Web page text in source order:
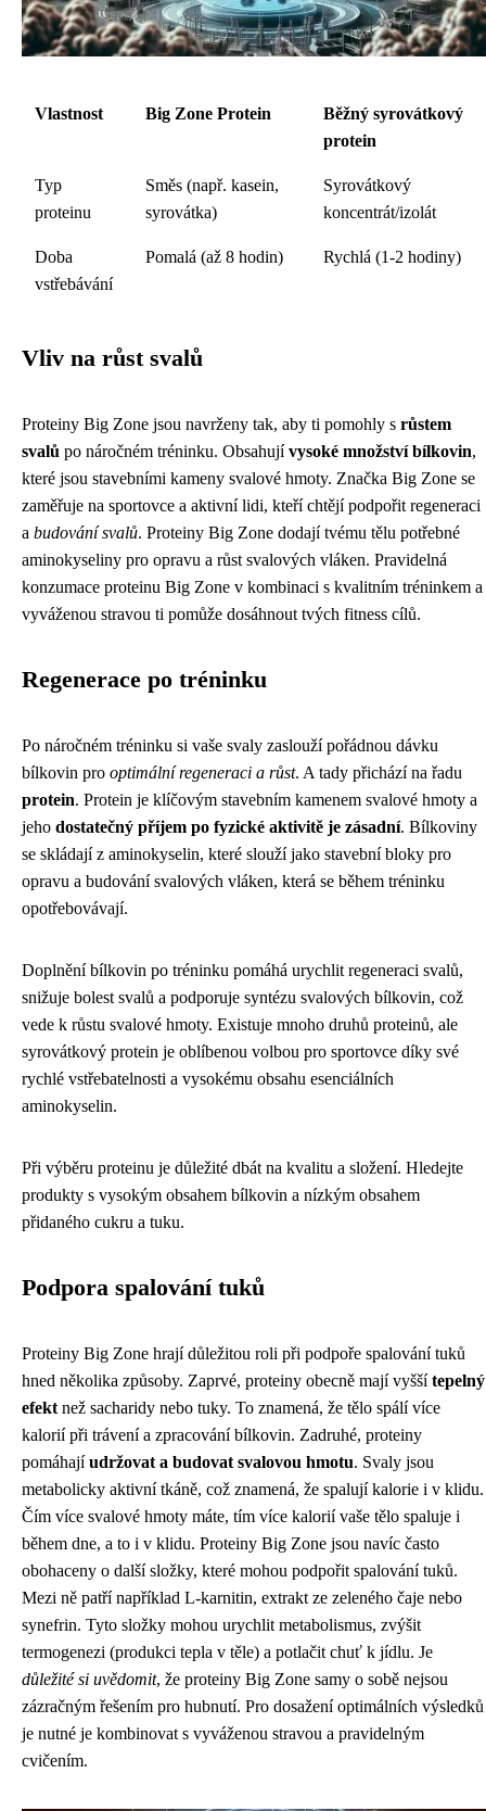
Vlastnost Big Zone Protein
Běžný syrovátkový
protein
Typ
proteinu
Směs (např. kasein,
syrovátka)
Syrovátkový
koncentrát/izolát
Doba
vstřebávání
Pomalá (až 8 hodin) Rychlá (1-2 hodiny)
Vliv na růst svalů
Proteiny Big Zone jsou navrženy tak, aby ti pomohly s růstem
svalů po náročném tréninku. Obsahujívysoké množství bílkovin,
které jsou stavebními kameny svalové hmoty. Značka Big Zone se
zaměřuje na sportovce a aktivní lidi, kteří chtějí podpořit regeneraci
a budování svalů. Proteiny Big Zone dodají tvému tělu potřebné
aminokyseliny pro opravu a růst svalových vláken. Pravidelná
konzumace proteinu Big Zone v kombinaci s kvalitním tréninkem a
vyváženou stravou ti pomůže dosáhnout tvých fitness cílů.
Regenerace po tréninku
Po náročném tréninku si vaše svaly zaslouží pořádnou dávku
bílkovin pro optimální regeneraci a růst. A tady přichází na řadu
protein. Protein je klíčovým stavebním kamenem svalové hmoty a
jeho dostatečný příjem po fyzické aktivitě je zásadní. Bílkoviny
se skládají z aminokyselin, které slouží jako stavební bloky pro
opravu a budování svalových vláken, která se během tréninku
opotřebovávají.
Doplnění bílkovin po tréninku pomáhá urychlit regeneraci svalů,
snižuje bolest svalů a podporuje syntézu svalových bílkovin, což
vede k růstu svalové hmoty. Existuje mnoho druhů proteinů, ale
syrovátkový protein je oblíbenou volbou pro sportovce díky své
rychlé vstřebatelnosti a vysokému obsahu esenciálních
aminokyselin.
Při výběru proteinu je důležité dbát na kvalitu a složení. Hledejte
produkty s vysokým obsahem bílkovin a nízkým obsahem
přidaného cukru a tuku.
Podpora spalování tuků
Proteiny Big Zone hrají důležitou roli při podpoře spalování tuků
hned několika způsoby. Zaprvé, proteiny obecně mají vyššítepelný
efekt než sacharidy nebo tuky. To znamená, že tělo spálí více
kalorií při trávení a zpracování bílkovin. Zadruhé, proteiny
pomáhajíudržovat a budovat svalovou hmotu. Svaly jsou
metabolicky aktivní tkáně, což znamená, že spalují kalorie i v klidu.
Čím více svalové hmoty máte, tím více kalorií vaše tělo spaluje i
během dne, a to i v klidu. Proteiny Big Zone jsou navíc často
obohaceny o další složky, které mohou podpořit spalování tuků.
Mezi ně patří například L-karnitin, extrakt ze zeleného čaje nebo
synefrin. Tyto složky mohou urychlit metabolismus, zvýšit
termogenezi (produkci tepla v těle) a potlačit chuť k jídlu. Je
důležité si uvědomit, že proteiny Big Zone samy o sobě nejsou
zázračným řešením pro hubnutí. Pro dosažení optimálních výsledků
je nutné je kombinovat s vyváženou stravou a pravidelným
cvičením.